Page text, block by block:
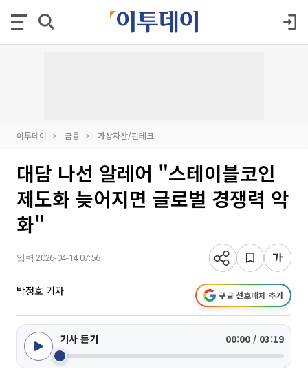
이투데이 금융 가상자산/핀테크
대담 나선 알레어 "스테이블코인
제도화 늦어지면 글로벌 경쟁력 악
화"
입력 2026-04-14 07:56
박정호 기자 구글 선호매체 추가
기사 듣기 00:00 / 03:19